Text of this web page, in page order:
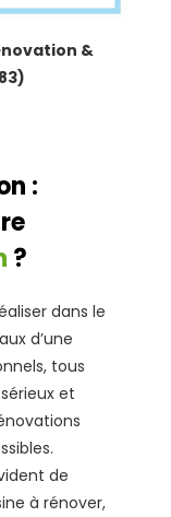
&
:
?
dans le
d’une
tous
sérieux et
de
à rénover,